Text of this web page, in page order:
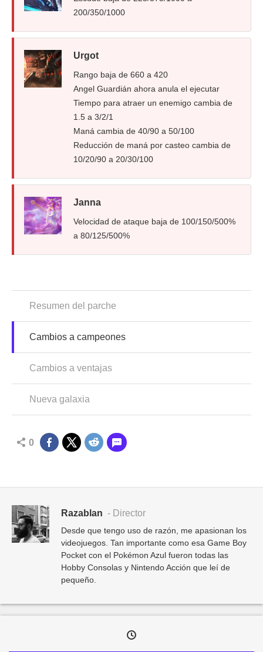
200/350/1000
Urgot
Rango baja de 660 a 420
Angel Guardián ahora anula el ejecutar
Tiempo para atraer un enemigo cambia de
1.5 a 3/2/1
Maná cambia de 40/90 a 50/100
Reducción de maná por casteo cambia de
10/20/90 a 20/30/100
Janna
Velocidad de ataque baja de 100/150/500%
a 80/125/500%
Resumen del parche
Cambios a campeones
Cambios a ventajas
Nueva galaxia
0
Razablan - Director
Desde que tengo uso de razón, me apasionan los
videojuegos. Tan importante como esa Game Boy
Pocket con el Pokémon Azul fueron todas las
Hobby Consolas y Nintendo Acción que leí de
pequeño.